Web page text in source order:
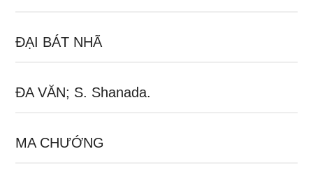
ĐẠI BÁT NHÃ
ĐA VĂN; S. Shanada.
MA CHƯỚNG